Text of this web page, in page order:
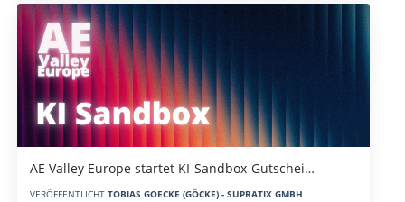
AE Valley Europe startet KI-Sandbox-Gutschei…
VERÖFFENTLICHT TOBIAS GOECKE (GÖCKE) - SUPRATIX GMBH